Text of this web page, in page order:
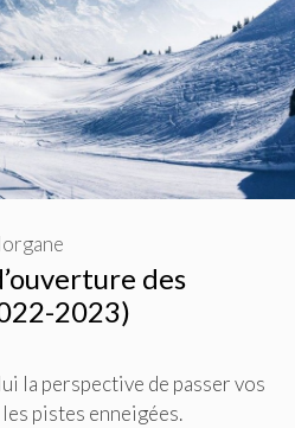
des
2023)
la perspective de passer vos
pistes enneigées.